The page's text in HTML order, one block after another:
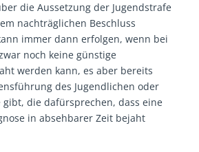
die Aussetzung der Jugendstrafe
nachträglichen Beschluss
immer dann erfolgen, wenn bei
noch keine günstige
werden kann, es aber bereits
des Jugendlichen oder
gibt, die dafürsprechen, dass eine
in absehbarer Zeit bejaht